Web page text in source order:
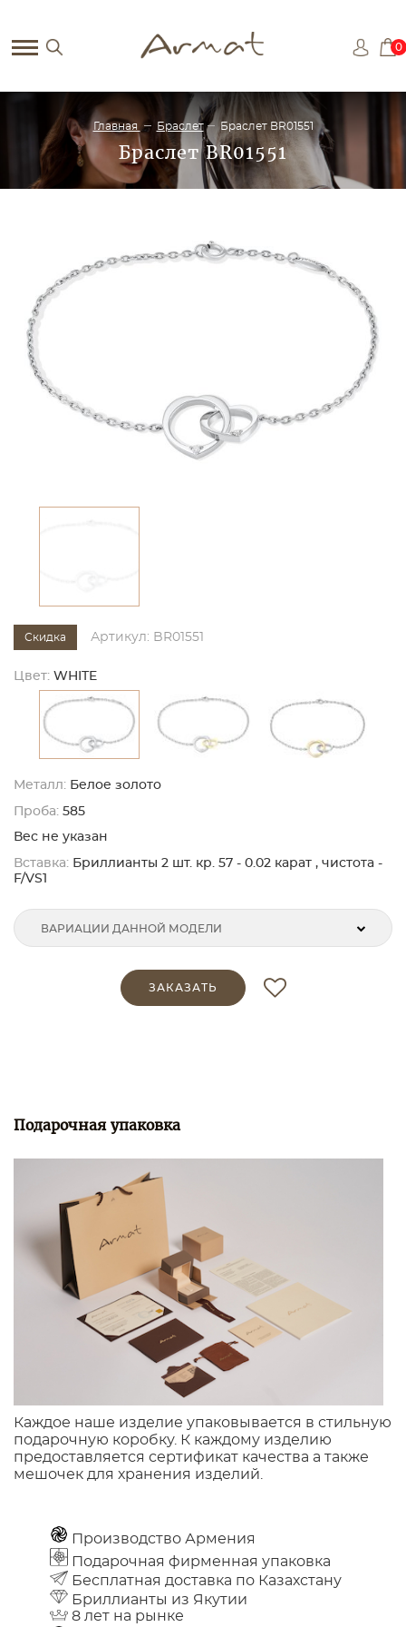
0
Главная Браслет Браслет BR01551
Браслет BR01551
Скидка Артикул: BR01551
Цвет: WHITE
Металл: Белое золото
Проба: 585
Вес не указан
Вставка: Бриллианты 2 шт. кр. 57 - 0.02 карат , чистота -
F/VS1
ВАРИАЦИИ ДАННОЙ МОДЕЛИ
ЗАКАЗАТЬ
Подарочная упаковка
Каждое наше изделие упаковывается в стильную
подарочную коробку. К каждому изделию
предоставляется сертификат качества а также
мешочек для хранения изделий.
Производство Армения
Подарочная фирменная упаковка
Бесплатная доставка по Казахстану
Бриллианты из Якутии
8 лет на рынке